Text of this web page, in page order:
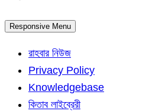
Responsive Menu
রাহবার নিউজ
Privacy Policy
Knowledgebase
কিতাব লাইব্রেরী